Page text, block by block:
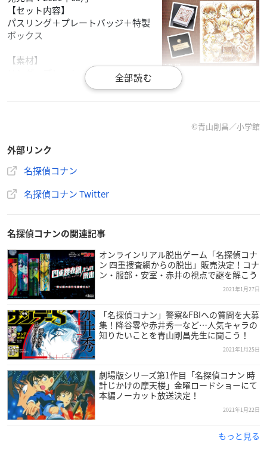
【セット内容】
パスリング＋プレートバッジ＋特製
ボックス
【素材】
リング・プレート：真鍮/メッキ
【生産エリア】
15歳以上
プレバン
1年に1度だけ運行するミステリートレイン「ベルツリー急
行」。その列車への乗車が認められた者のみに与えられ
る、パスリングを完全再現したよ！
『名探偵コナン』ミステリートレインパスリングを「サン
28日まで）https://t.co/asIP1xkSTApic.twitter.com/rOLSO
Lfq7F
— 江戸川コナン (@conan_file)
©︎青山剛昌／小学館
外部リンク
名探偵コナン
名探偵コナン Twitter
名探偵コナンの関連記事
オンラインリアル脱出ゲーム「名探偵コナ
ン 四重捜査網からの脱出」販売決定！コナ
ン・服部・安室・赤井の視点で謎を解こう
2021年1月27日
「名探偵コナン」警察&FBIへの質問を大募
集！降谷零や赤井秀一など…人気キャラの
知りたいことを青山剛昌先生に聞こう！
2021年1月25日
劇場版シリーズ第1作目「名探偵コナン 時
計じかけの摩天楼」金曜ロードショーにて
本編ノーカット放送決定！
2021年1月22日
もっと見る